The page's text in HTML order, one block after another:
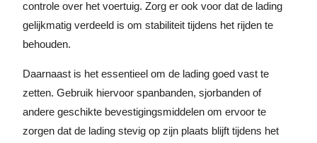
controle over het voertuig. Zorg er ook voor dat de lading
gelijkmatig verdeeld is om stabiliteit tijdens het rijden te
behouden.
Daarnaast is het essentieel om de lading goed vast te
zetten. Gebruik hiervoor spanbanden, sjorbanden of
andere geschikte bevestigingsmiddelen om ervoor te
zorgen dat de lading stevig op zijn plaats blijft tijdens het